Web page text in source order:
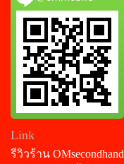
Link
รีวิวร้าน OMsecondhand